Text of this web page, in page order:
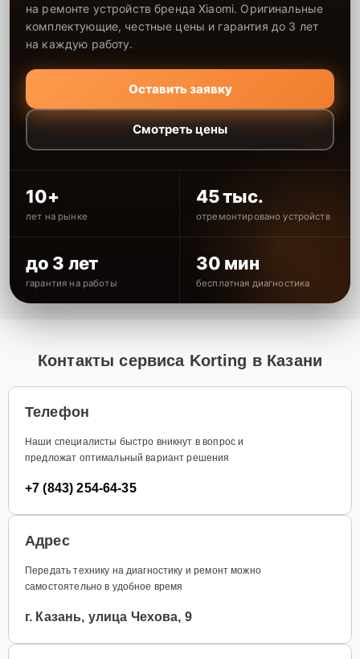
на ремонте устройств бренда Xiaomi. Оригинальные
комплектующие, честные цены и гарантия до 3 лет
на каждую работу.
Оставить заявку
Смотреть цены
10+
лет на рынке
45 тыс.
отремонтировано устройств
до 3 лет
гарантия на работы
30 мин
бесплатная диагностика
Контакты сервиса Korting в Казани
Телефон
Наши специалисты быстро вникнут в вопрос и
предложат оптимальный вариант решения
+7 (843) 254-64-35
Адрес
Передать технику на диагностику и ремонт можно
самостоятельно в удобное время
г. Казань, улица Чехова, 9